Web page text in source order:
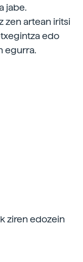
jabe.
zen artean iritsi
edo
egurra.
ziren edozein